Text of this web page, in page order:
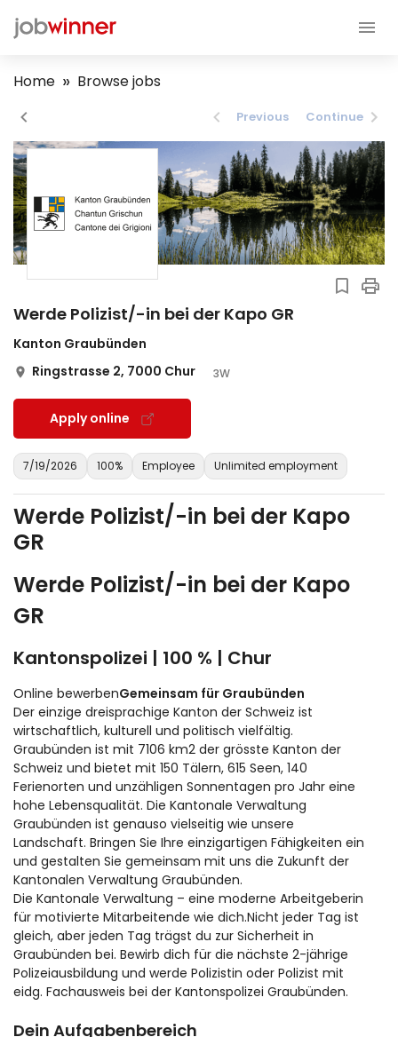
Home Browse jobs
Previous Continue
Werde Polizist/-in bei der Kapo GR
Kanton Graubünden
Ringstrasse 2, 7000 Chur
3W
Apply online
7/19/2026 100% Employee Unlimited employment
Werde Polizist/-in bei der Kapo
GR
Werde Polizist/-in bei der Kapo
GR
Kantonspolizei | 100 % | Chur
Online bewerbenGemeinsam für Graubünden
Der einzige dreisprachige Kanton der Schweiz ist
wirtschaftlich, kulturell und politisch vielfältig.
Graubünden ist mit 7106 km2 der grösste Kanton der
Schweiz und bietet mit 150 Tälern, 615 Seen, 140
Ferienorten und unzähligen Sonnentagen pro Jahr eine
hohe Lebensqualität. Die Kantonale Verwaltung
Graubünden ist genauso vielseitig wie unsere
Landschaft. Bringen Sie Ihre einzigartigen Fähigkeiten ein
und gestalten Sie gemeinsam mit uns die Zukunft der
Kantonalen Verwaltung Graubünden.
Die Kantonale Verwaltung – eine moderne Arbeitgeberin
für motivierte Mitarbeitende wie dich.Nicht jeder Tag ist
gleich, aber jeden Tag trägst du zur Sicherheit in
Graubünden bei. Bewirb dich für die nächste 2-jährige
Polizeiausbildung und werde Polizistin oder Polizist mit
eidg. Fachausweis bei der Kantonspolizei Graubünden.
Dein Aufgabenbereich